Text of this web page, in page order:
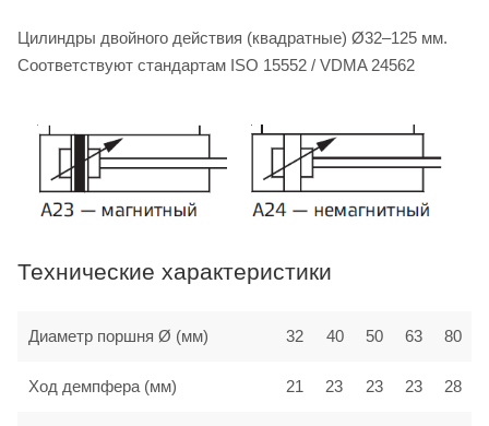
Цилиндры двойного действия (квадратные) Ø32–125 мм.
Соответствуют стандартам ISO 15552 / VDMA 24562
Технические характеристики
Диаметр поршня Ø (мм) 32 40 50 63 80
Ход демпфера (мм) 21 23 23 23 28